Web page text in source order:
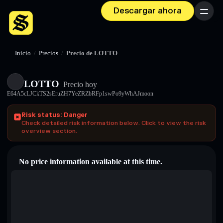
Descargar ahora Menú
Inicio / Precios / Precio de LOTTO
LOTTO Precio hoy
E64A5cLJCkTS2sEruZH7YeZRZbRFp1swPo9yWhAJmoon
Risk status: Danger
Check detailed risk information below. Click to view the risk
overview section.
No price information available at this time.